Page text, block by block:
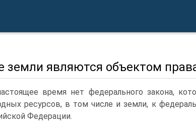
земли являются объектом
время нет федерального закона,
ресурсов, в том числе и земли, к
Федерации.